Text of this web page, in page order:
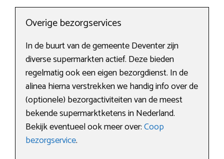
Overige bezorgservices
In de buurt van de gemeente Deventer zijn
diverse supermarkten actief. Deze bieden
regelmatig ook een eigen bezorgdienst. In de
alinea hierna verstrekken we handig info over de
(optionele) bezorgactiviteiten van de meest
bekende supermarktketens in Nederland.
Bekijk eventueel ook meer over:Coop
bezorgservice.